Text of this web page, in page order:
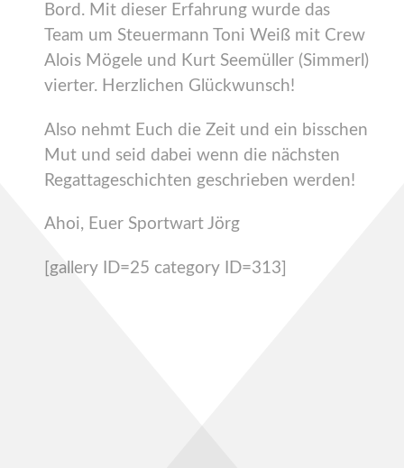
Bord. Mit dieser Erfahrung wurde das
Team um Steuermann Toni Weiß mit Crew
Alois Mögele und Kurt Seemüller (Simmerl)
vierter. Herzlichen Glückwunsch!
Also nehmt Euch die Zeit und ein bisschen
Mut und seid dabei wenn die nächsten
Regattageschichten geschrieben werden!
Ahoi, Euer Sportwart Jörg
[gallery ID=25 category ID=313]